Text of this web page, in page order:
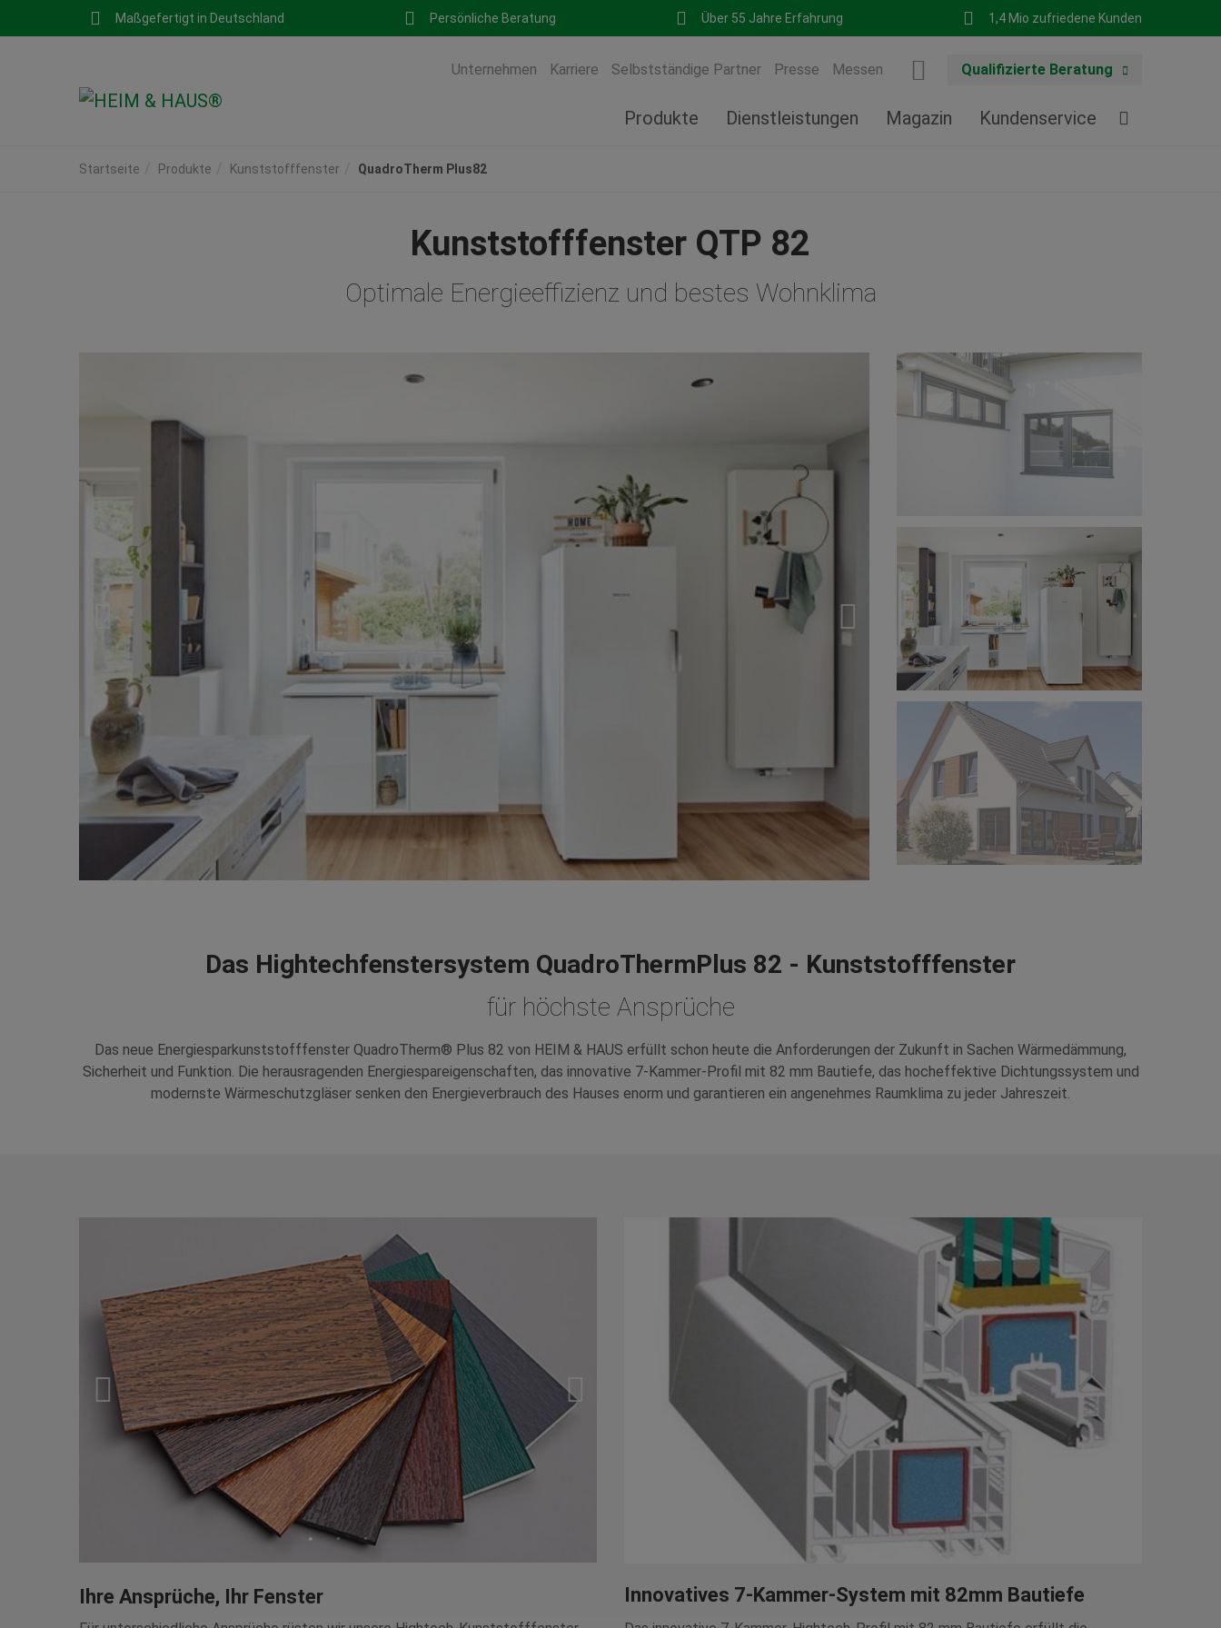
Maßgefertigt in Deutschland Persönliche Beratung Über 55 Jahre Erfahrung 1,4 Mio zufriedene Kunden
Unternehmen Karriere Selbstständige Partner Presse Messen Qualifizierte Beratung
Produkte Dienstleistungen Magazin Kundenservice
Startseite Produkte Kunststofffenster QuadroTherm Plus82
Kunststofffenster QTP 82
Optimale Energieeffizienz und bestes Wohnklima
Das Hightechfenstersystem QuadroThermPlus 82 - Kunststofffenster
für höchste Ansprüche
Das neue Energiesparkunststofffenster QuadroTherm® Plus 82 von HEIM & HAUS erfüllt schon heute die Anforderungen der Zukunft in Sachen Wärmedämmung,
Sicherheit und Funktion. Die herausragenden Energiespareigenschaften, das innovative 7-Kammer-Profil mit 82 mm Bautiefe, das hocheffektive Dichtungssystem und
modernste Wärmeschutzgläser senken den Energieverbrauch des Hauses enorm und garantieren ein angenehmes Raumklima zu jeder Jahreszeit.
Ihre Ansprüche, Ihr Fenster Innovatives 7-Kammer-System mit 82mm Bautiefe